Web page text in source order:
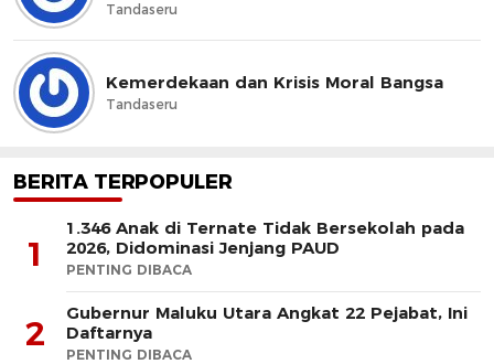
Tandaseru
Kemerdekaan dan Krisis Moral Bangsa
Tandaseru
BERITA TERPOPULER
1
1.346 Anak di Ternate Tidak Bersekolah pada
2026, Didominasi Jenjang PAUD
PENTING DIBACA
2
Gubernur Maluku Utara Angkat 22 Pejabat, Ini
Daftarnya
PENTING DIBACA